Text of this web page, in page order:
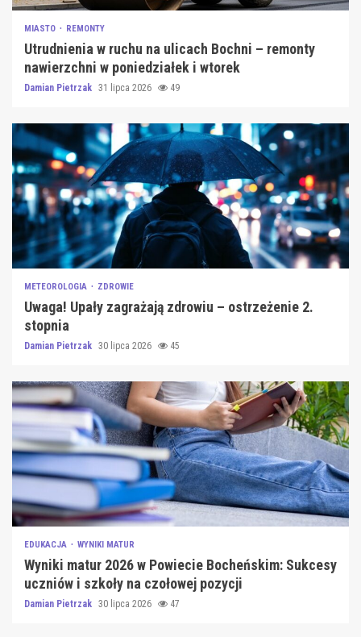
MIASTO REMONTY
Utrudnienia w ruchu na ulicach Bochni – remonty
nawierzchni w poniedziałek i wtorek
Damian Pietrzak 31 lipca 2026 49
METEOROLOGIA ZDROWIE
Uwaga! Upały zagrażają zdrowiu – ostrzeżenie 2.
stopnia
Damian Pietrzak 30 lipca 2026 45
EDUKACJA WYNIKI MATUR
Wyniki matur 2026 w Powiecie Bocheńskim: Sukcesy
uczniów i szkoły na czołowej pozycji
Damian Pietrzak 30 lipca 2026 47